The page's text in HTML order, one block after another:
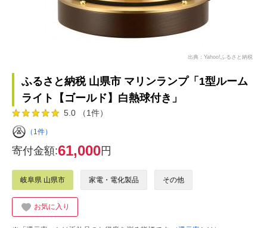
出典：Yahoo!ふるさと納税
ふるさと納税 山県市 マリンランプ「1型ルーム
ライト【ゴールド】白熱球付き」
5.0 （1件）
（1件）
寄付金額:61,000円
岐阜県 山県市 家電・電化製品 その他
お気に入り